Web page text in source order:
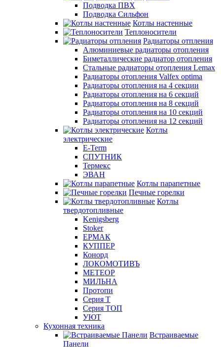
Подводка ПВХ
Подводка Сильфон
Котлы настенные
Теплоносители
Радиаторы отпления
Алюминиевые радиаторы отопления
Биметаллические радиатор отопления
Стальные радиаторы отопления Lemax
Радиаторы отопления Valfex optima
Радиаторы отопления на 4 секции
Радиаторы отопления на 6 секций
Радиаторы отопления на 8 секций
Радиаторы отопления на 10 секций
Радиаторы отопления на 12 секций
Котлы
электрические
E-Term
СПУТНИК
Термекс
ЭВАН
Котлы парапетные
Печные горелки
Котлы
твердотопливные
Kenigsberg
Stoker
ЕРМАК
КУППЕР
Конорд
ЛОКОМОТИВЪ
МЕТЕОР
МИЛЬНА
Протопи
Серия Т
Серия ТОП
УЮТ
Кухонная техника
Встраиваемые
Панели